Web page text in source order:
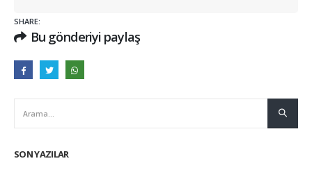
SHARE:
Bu gönderiyi paylaş
SON YAZILAR